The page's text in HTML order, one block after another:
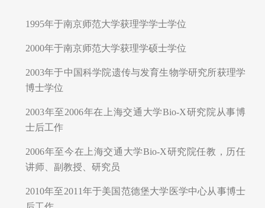
1995年于南京师范大学获理学学士学位
2000年于南京师范大学获理学硕士学位
2003年于中国科学院遗传与发育生物学研究所获理学
博士学位
2003年至2006年在上海交通大学Bio-X研究院从事博
士后工作
2006年至今在上海交通大学Bio-X研究院任教，历任
讲师、副教授、研究员
2010年至2011年于美国范德堡大学医学中心从事博士